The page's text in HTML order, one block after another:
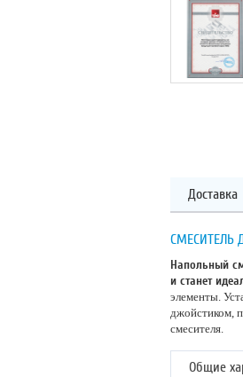
Доставка
СМЕСИТЕЛЬ
Напольный
и станет
элементы.
джойстиком,
смесителя.
Общие